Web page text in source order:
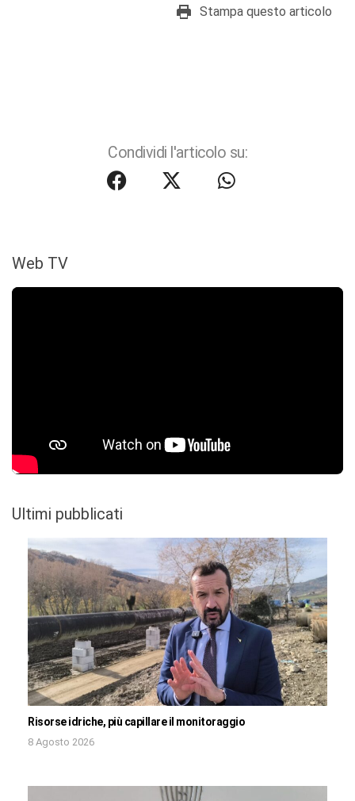
Stampa questo articolo
Condividi l'articolo su:
Web TV
Ultimi pubblicati
Risorse idriche, più capillare il monitoraggio
8 Agosto 2026